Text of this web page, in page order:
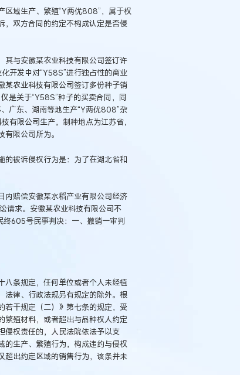
区域生产、繁殖“Y两优808”，属于权
，双方合同的约定不构成认定是否侵
其与安徽某农业科技有限公司签订许
开发中对“Y58S”进行独占性的商业
某农业科技有限公司签订多份种子销
是关于“Y58S”种子的买卖合同，同
广东、湖南等地生产“Y两优808”杂
有限公司生产，制种地点为江苏省，
限公司所为。
的被诉侵权行为是：为了在湖北省和
内赔偿安徽某水稻产业有限公司经济
请求。安徽某农业科技有限公司不
605号民事判决：一、撤销一审判
八条规定，任何单位或者个人未经植
法律、行政法规另有规定的除外。根
若干规定（二）》第七条的规定，受
繁殖材料，或者超出与品种权人约定
侵权责任的，人民法院依法予以支
的生产、繁殖行为，构成违约与侵权
超出约定区域的销售行为，该条并未